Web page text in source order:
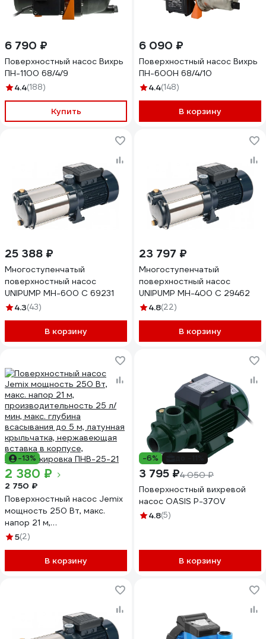
6 790 ₽
Поверхностный насос Вихрь
ПН-1100 68/4/9
4.4(188)
Купить
6 090 ₽
Поверхностный насос Вихрь
ПН-600Н 68/4/10
4.4(148)
В корзину
25 388 ₽
Многоступенчатый
поверхностный насос
UNIPUMP МН-600 С 69231
4.3(43)
В корзину
23 797 ₽
Многоступенчатый
поверхностный насос
UNIPUMP МН-400 С 29462
4.8(22)
В корзину
-13%
2 380 ₽
2 750 ₽
Поверхностный насос Jemix
мощность 250 Вт, макс.
напор 21 м,
производительность 25 л/
всасывания до 5 м, латунная
крыльчатка, нержавеющая
антиблокировка ПНВ-25-21
5(2)
В корзину
-6%
3 795 ₽4 050 ₽
Поверхностный вихревой
насос OASIS P-370V
4.8(5)
В корзину